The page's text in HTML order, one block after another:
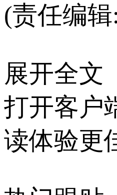
(责任编
展开全文
打开客户
读体验更